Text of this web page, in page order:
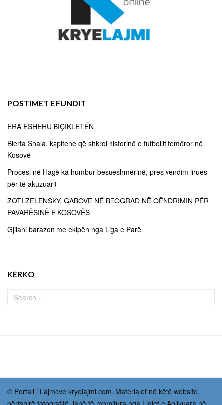
POSTIMET E FUNDIT
ERA FSHEHU BIÇIKLETËN
Blerta Shala, kapitene që shkroi historinë e futbollit femëror në
Kosovë
Procesi në Hagë ka humbur besueshmërinë, pres vendim lirues
për të akuzuarit
ZOTI ZELENSKY, GABOVE NË BEOGRAD NË QËNDRIMIN PËR
PAVARËSINË E KOSOVËS
Gjilani barazon me ekipën nga Liga e Parë
KËRKO
© Portali i Lajmeve kryelajmi.com. Materialet në këtë website,
përfshirë fotografitë, janë të mbrojtura nga Ligjet e Aplikuara në